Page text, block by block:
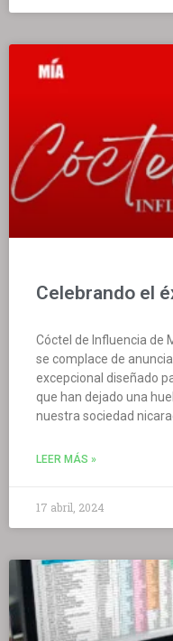
Celebrando el
Cóctel de Influencia de
se complace de
excepcional diseñado
que han dejado una
nuestra sociedad
LEER MÁS »
17 abril, 2024